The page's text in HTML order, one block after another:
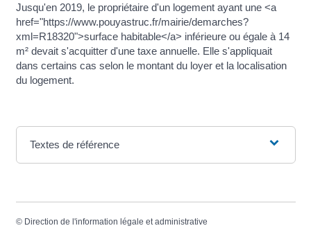
Jusqu'en 2019, le propriétaire d'un logement ayant une <a
href="https://www.pouyastruc.fr/mairie/demarches?
xml=R18320">surface habitable</a> inférieure ou égale à 14
m² devait s'acquitter d'une taxe annuelle. Elle s'appliquait
dans certains cas selon le montant du loyer et la localisation
du logement.
Textes de référence
© Direction de l'information légale et administrative